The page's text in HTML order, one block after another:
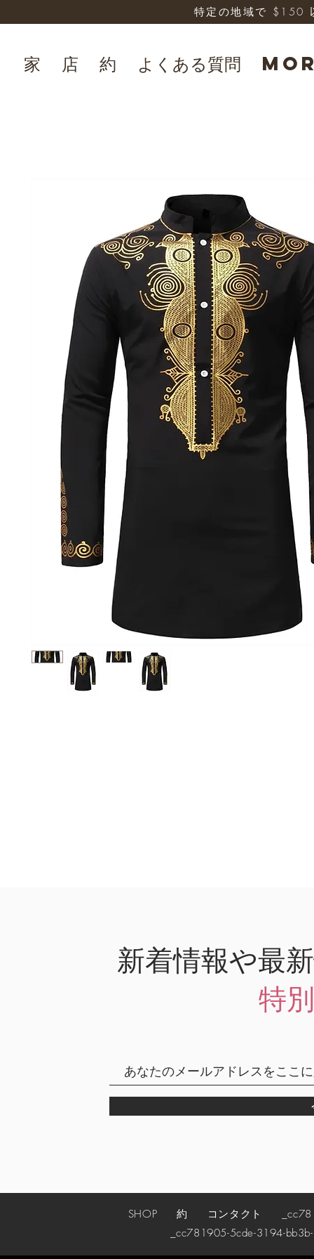
家 店 約 よくある質問
特定の地域で $150
新着情報や最
特
SHOP 約 コンタクト
_cc781905-5cde-3194-